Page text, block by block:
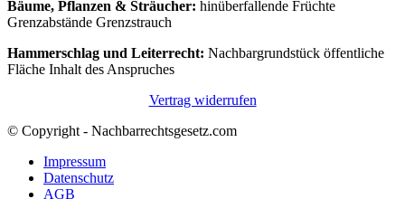
Bäume, Pflanzen & Sträucher: hinüberfallende Früchte
Grenzabstände Grenzstrauch
Hammerschlag und Leiterrecht: Nachbargrundstück öffentliche
Fläche Inhalt des Anspruches
Vertrag widerrufen
© Copyright - Nachbarrechtsgesetz.com
Impressum
Datenschutz
AGB